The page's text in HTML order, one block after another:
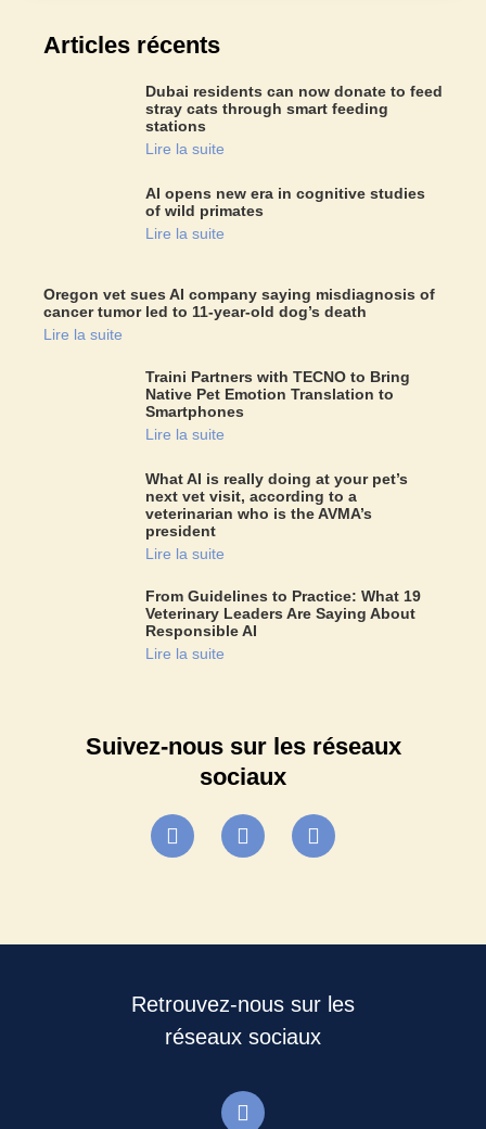
Articles récents
Dubai residents can now donate to feed
stray cats through smart feeding
stations
Lire la suite
AI opens new era in cognitive studies
of wild primates
Lire la suite
Oregon vet sues AI company saying misdiagnosis of
cancer tumor led to 11-year-old dog’s death
Lire la suite
Traini Partners with TECNO to Bring
Native Pet Emotion Translation to
Smartphones
Lire la suite
What AI is really doing at your pet’s
next vet visit, according to a
veterinarian who is the AVMA’s
president
Lire la suite
From Guidelines to Practice: What 19
Veterinary Leaders Are Saying About
Responsible AI
Lire la suite
Suivez-nous sur les réseaux
sociaux
Retrouvez-nous sur les
réseaux sociaux